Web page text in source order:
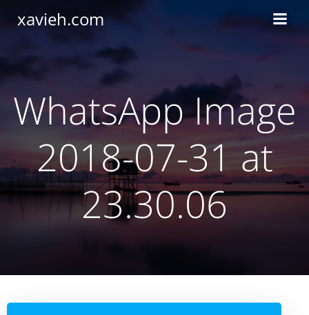
xavieh.com
WhatsApp Image
2018-07-31 at
23.30.06